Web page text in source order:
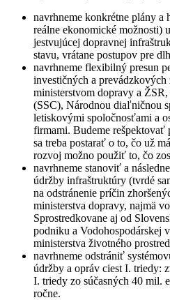
navrhneme konkrétne plány
reálne ekonomické možnosti)
jestvujúcej dopravnej
stavu, vrátane postupov pre
navrhneme flexibilný presun
investičných a
ministerstvom dopravy a
(SSC), Národnou diaľničnou
letiskovými spoločnosťami a
firmami. Budeme rešpektovať
sa treba postarať o to, čo už
rozvoj možno použiť to, čo
navrhneme stanoviť a
údržby infraštruktúry (tvrdé
na odstránenie príčin
ministerstva dopravy, najmä
Sprostredkovane aj od
podniku a Vodohospodárskej
ministerstva životného
navrhneme odstrániť
údržby a opráv ciest I. triedy:
I. triedy zo súčasných 40 mil.
ročne.